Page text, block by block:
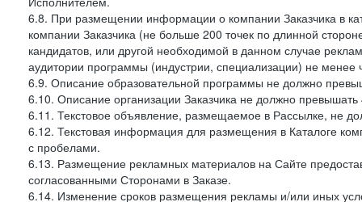
6.8. При размещении информации о компании Заказчика в
компании Заказчика (не больше 200 точек по длинной
кандидатов, или другой необходимой в данном случае
аудитории программы (индустрии, специализации) не
6.9. Описание образовательной программы не должно
6.10. Описание организации Заказчика не должно
6.11. Текстовое объявление, размещаемое в Рассылке, не
6.12. Текстовая информация для размещения в Каталоге
с пробелами.
6.13. Размещение рекламных материалов на Сайте
согласованными Сторонами в Заказе.
6.14. Изменение сроков размещения рекламы и/или иных